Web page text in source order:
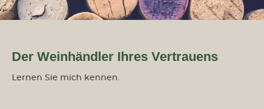
Der Weinhändler Ihres Vertrauens
Lernen Sie mich kennen.